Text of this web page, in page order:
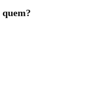
quem?